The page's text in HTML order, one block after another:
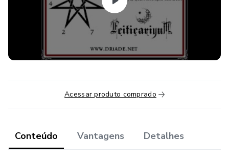
A história do Oráculo
Carta - A chave da vida
Carta - O poder da Dríade Interior
Carta - O enigma do espelho e Máscaras
Acessar produto comprado
Conteúdo Vantagens Detalhes